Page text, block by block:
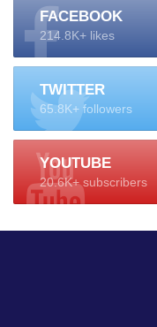
FACEBOOK
214.8K+ likes
TWITTER
65.8K+ followers
YOUTUBE
20.6K+ subscribers